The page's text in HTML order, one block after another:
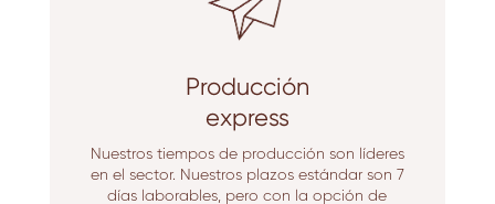
Producción
express
Nuestros tiempos de producción son líderes
en el sector. Nuestros plazos estándar son 7
días laborables, pero con la opción de